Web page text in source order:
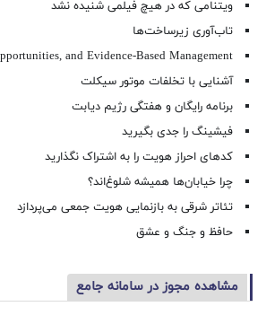
ویتنامی که در هیچ فیلمی شنیده نشد
تاب‌آوری زیرساخت‌ها
and Evidence-Based Management
آشنایی با تخلفات موتور سیکلت
برنامه رایگان و هفتگی رژیم دیابت
فیشینگ را جدی بگیرید
کدهای احراز هویت را به اشتراک نگذارید
چرا خیابان‌ها همیشه شلوغ‌اند؟
تئاتر شرقی به بازنمایی هویت جمعی می‌پردازد
حافظ و جنگ و عشق
مشاهده مجوز در سامانه جامع